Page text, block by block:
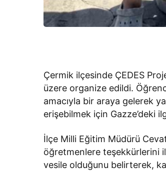
Çermik ilçesinde ÇEDES
üzere organize edildi.
amacıyla bir araya gelerek
erişebilmek için Gazze’deki
İlçe Milli Eğitim Müdürü
öğretmenlere teşekkürlerini
vesile olduğunu belirterek,